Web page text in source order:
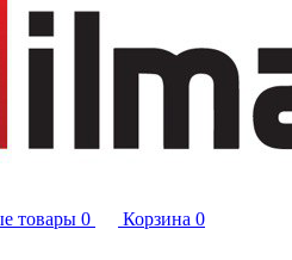
товары 0 Корзина 0